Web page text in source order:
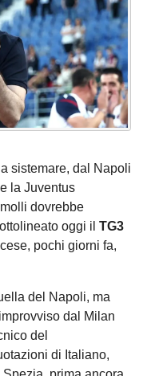
sistemare, dal Napoli
la Juventus
dovrebbe
oggi il TG3
pochi giorni fa,
del Napoli, ma
dal Milan
del
di Italiano,